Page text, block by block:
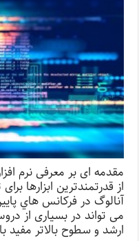
از قدرتمندترین ابزارها
آنالوگ در فركانس هاي
می تواند در بسیاری از
ارشد و سطوح بالاتر مفید